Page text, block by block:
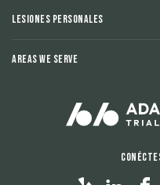
Lesiones Personales
Areas We Serve